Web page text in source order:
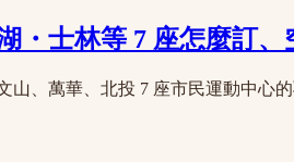
士林等 7 座怎麼訂、
、萬華、北投 7 座市民運動中心